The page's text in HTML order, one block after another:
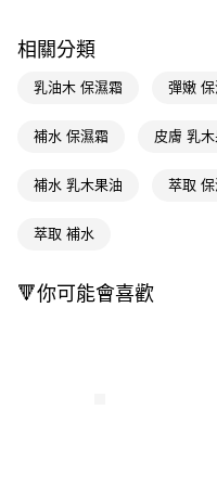
【關於「AFTEE先享後付」】
便利好安心！
２．便利：只要手機號碼，簡訊
【「AFTEE先享後付」結帳流程
結帳頁面，進行簡訊認證並確認
ATM／網路銀行／等多元方式進
每筆NT$65，滿NT$390(含
付款後全家取貨
萊爾富取貨付款
相關分類
乳油木 保濕霜 彈嫩 保
補水 保濕霜 皮膚 乳
補水 乳木果油 萃取
萃取 補水
🔻你可能會喜歡